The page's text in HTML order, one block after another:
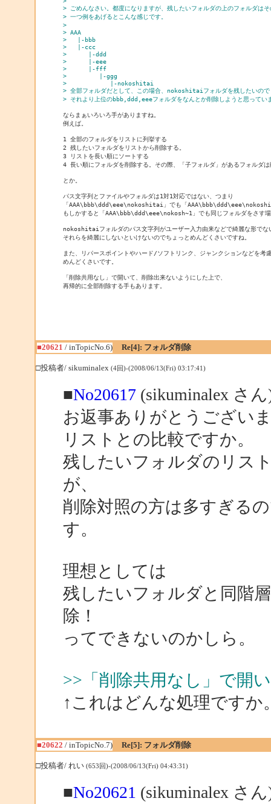
> ごめんなさい。都度になりますが、残したいフォルダの上のフォルダは
> 一つ例をあげるとこんな感じです。
>
> AAA
>   |-bbb
>   |-ccc
>      |-ddd
>      |-eee
>      |-fff
>         |-ggg
>            |-nokoshitai
> 全部フォルダだとして、この場合、nokoshitaiフォルダを残したいので
> それより上位のbbb,ddd,eeeフォルダをなんとか削除しようと思ってい
ならまぁいろいろ手がありますね。
例えば。
1 全部のフォルダをリストに列挙する
2 残したいフォルダをリストから削除する。
3 リストを長い順にソートする
4 長い順にフォルダを削除する。その際、「子フォルダ」があるフォルダ
とか。
パス文字列とファイルやフォルダは1対1対応ではない、つまり
「AAA\bbb\ddd\eee\nokoshitai」でも「
もしかすると「AAA\bbb\ddd\eee\nokosh~1」でも同じフォルダをさす
nokoshitaiフォルダのパス文字列がユーザー入力由来などで綺麗な形でな
それらを綺麗にしないといけないのでちょっとめんどくさいですね。
また、リパースポイントやハード/ソフトリンク、ジャンクションなどを考
めんどくさいです。
「削除共用なし」で開いて、削除出来ないようにした上で、
再帰的に全部削除する手もあります。
■20621 / inTopicNo.6) Re[4]: フォルダ削除
□投稿者/ sikuminalex (4回)-(2008/06/13(Fri) 03:17:41)
■No20617(sikuminalex さ
お返事ありがとうござい
リストとの比較ですか。
残したいフォルダのリス
が、
削除対照の方は多すぎる
す。
理想としては
残したいフォルダと同階
除！
ってできないのかしら。
>>「削除共用なし」で開
↑これはどんな処理ですか
■20622 / inTopicNo.7) Re[5]: フォルダ削除
□投稿者/ れい (653回)-(2008/06/13(Fri) 04:43:31)
■No20621 (sikuminalex さ